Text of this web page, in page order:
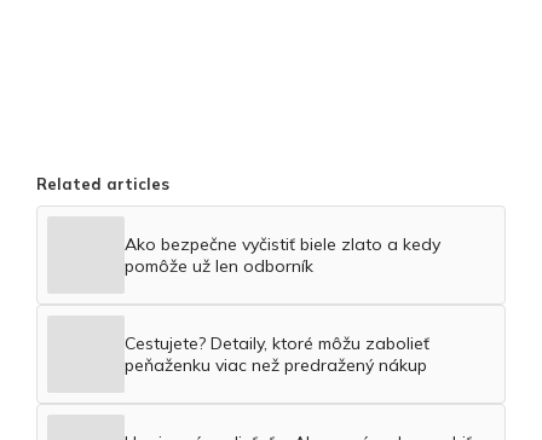
Related articles
Ako bezpečne vyčistiť biele zlato a kedy
pomôže už len odborník
Cestujete? Detaily, ktoré môžu zabolieť
peňaženku viac než predražený nákup